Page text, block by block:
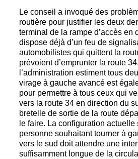
Le conseil a invoqué des
routière pour justifier les deux
terminal de la rampe d’accès en
dispose déjà d’un feu de
automobilistes qui quittent la
prévoient d’emprunter la route
l’administration estiment tous
virage à gauche avancé est
pour permettre à tous ceux qui
vers la route 34 en direction du
bretelle de sortie de la route
le faire. La configuration
personne souhaitant tourner à
vers le sud doit attendre une
suffisamment longue de la